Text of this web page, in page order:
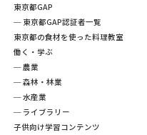
東京都GAP
─ 東京都GAP認証者一覧
東京都の食材を使った料理教室
働く・学ぶ
─ 農業
─ 森林・林業
─ 水産業
─ ライブラリー
子供向け学習コンテンツ